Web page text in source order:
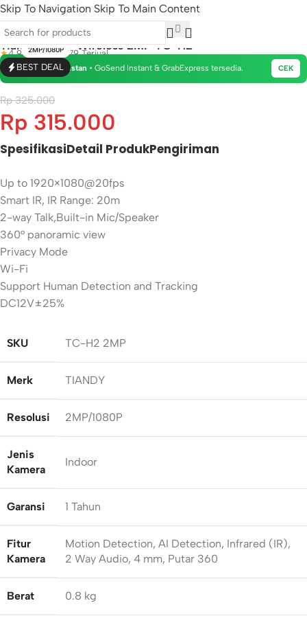
Skip To Navigation Skip To Main Content
-3%
2MP/1080P
BEST DEAL
Tiandy CCTV Wireless 2MP TC-H2
★4.9| 14 Ulasan| 179 Terjual
🛵Pengiriman Instan • GoSend Instant & GrabExpress tersedia. CEK
Rp325.000
Rp 315.000
SpesifikasiDetail ProdukPengiriman
Up to 1920×1080@20fps
Smart IR, IR Range: 20m
2-way Talk,Built-in Mic/Speaker
360° panoramic view
Privacy Mode
Wi-Fi
Support Human Detection and Tracking
DC12V±25%
SKU TC-H2 2MP
Merk TIANDY
Resolusi 2MP/1080P
Jenis
Kamera
Indoor
Garansi 1 Tahun
Fitur
Kamera
Motion Detection, AI Detection, Infrared (IR),
2 Way Audio, 4 mm, Putar 360
Berat 0.8 kg